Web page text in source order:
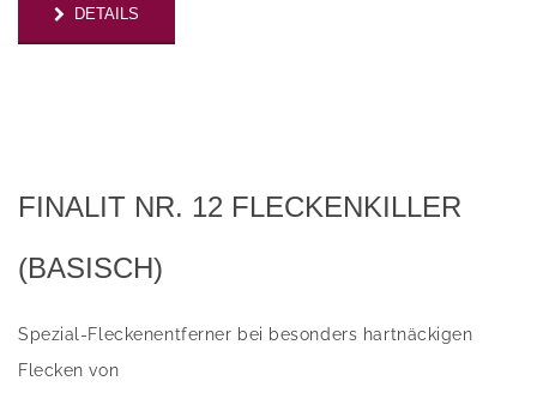
DETAILS
FINALIT NR. 12 FLECKENKILLER
(BASISCH)
Spezial-Fleckenentferner bei besonders hartnäckigen
Flecken von